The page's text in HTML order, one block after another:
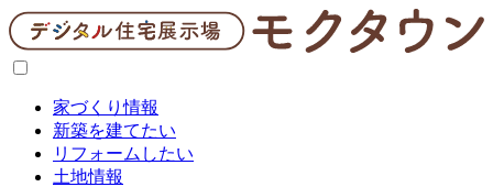
家づくり情報
新築を建てたい
リフォームしたい
土地情報